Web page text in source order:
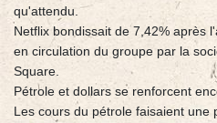
qu'attendu.
Netflix bondissait de 7,42% après
en circulation du groupe par la
Square.
Pétrole et dollars se renforcent
Les cours du pétrole faisaient une